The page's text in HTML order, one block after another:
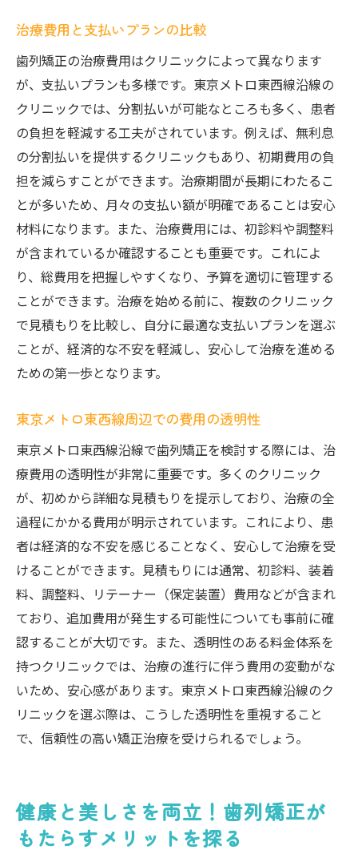
治療費用と支払いプランの比較
歯列矯正の治療費用はクリニックによって異なります
が、支払いプランも多様です。東京メトロ東西線沿線の
クリニックでは、分割払いが可能なところも多く、患者
の負担を軽減する工夫がされています。例えば、無利息
の分割払いを提供するクリニックもあり、初期費用の負
担を減らすことができます。治療期間が長期にわたるこ
とが多いため、月々の支払い額が明確であることは安心
材料になります。また、治療費用には、初診料や調整料
が含まれているか確認することも重要です。これによ
り、総費用を把握しやすくなり、予算を適切に管理する
ことができます。治療を始める前に、複数のクリニック
で見積もりを比較し、自分に最適な支払いプランを選ぶ
ことが、経済的な不安を軽減し、安心して治療を進める
ための第一歩となります。
東京メトロ東西線周辺での費用の透明性
東京メトロ東西線沿線で歯列矯正を検討する際には、治
療費用の透明性が非常に重要です。多くのクリニック
が、初めから詳細な見積もりを提示しており、治療の全
過程にかかる費用が明示されています。これにより、患
者は経済的な不安を感じることなく、安心して治療を受
けることができます。見積もりには通常、初診料、装着
料、調整料、リテーナー（保定装置）費用などが含まれ
ており、追加費用が発生する可能性についても事前に確
認することが大切です。また、透明性のある料金体系を
持つクリニックでは、治療の進行に伴う費用の変動がな
いため、安心感があります。東京メトロ東西線沿線のク
リニックを選ぶ際は、こうした透明性を重視すること
で、信頼性の高い矯正治療を受けられるでしょう。
健康と美しさを両立！歯列矯正が
もたらすメリットを探る